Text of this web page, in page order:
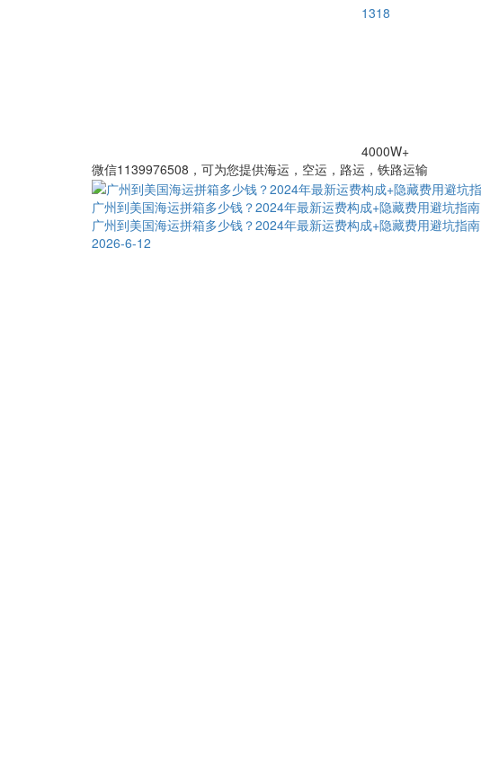
1318
4000W+
微信1139976508，可为您提供海运，空运，路运，铁路运输
广州到美国海运拼箱多少钱？2024年最新运费构成+隐藏费用避坑指南
广州到美国海运拼箱多少钱？2024年最新运费构成+隐藏费用避坑指南
2026-6-12